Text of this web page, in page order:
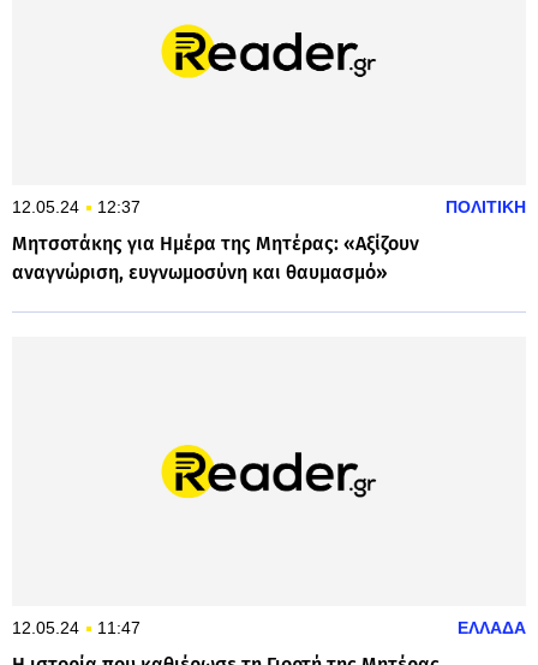
12.05.24 12:37 ΠΟΛΙΤΙΚΗ
Μητσοτάκης για Ημέρα της Μητέρας: «Αξίζουν
αναγνώριση, ευγνωμοσύνη και θαυμασμό»
12.05.24 11:47 ΕΛΛΑΔΑ